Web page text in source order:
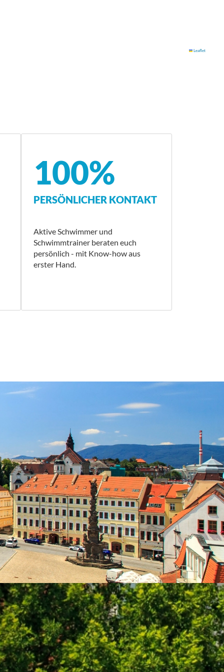
Leaflet
100%
PERSÖNLICHER KONTAKT
Aktive Schwimmer und
Schwimmtrainer beraten euch
persönlich - mit Know-how aus
erster Hand.